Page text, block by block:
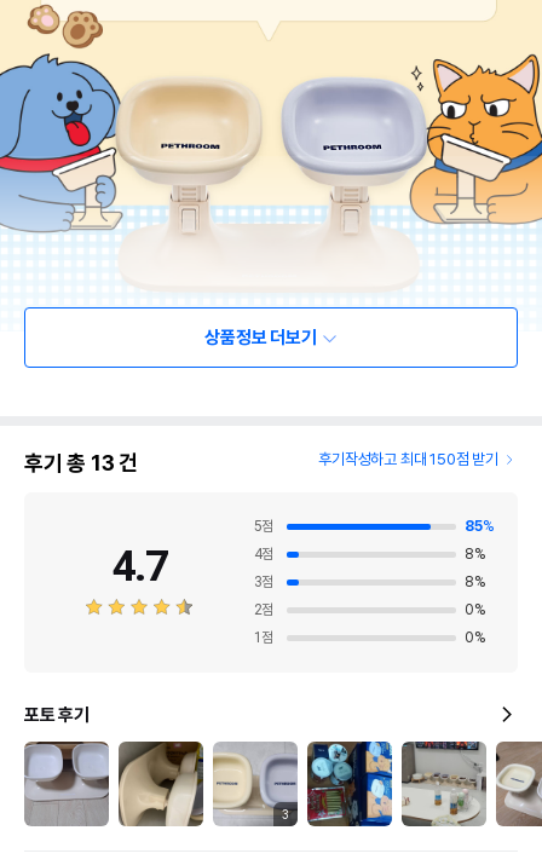
상품정보 더보기
후기 총 13건 후기작성하고 최대 150점 받기
4.7
5점 85%
4점 8%
3점 8%
2점 0%
1 점 0%
포토 후기
3